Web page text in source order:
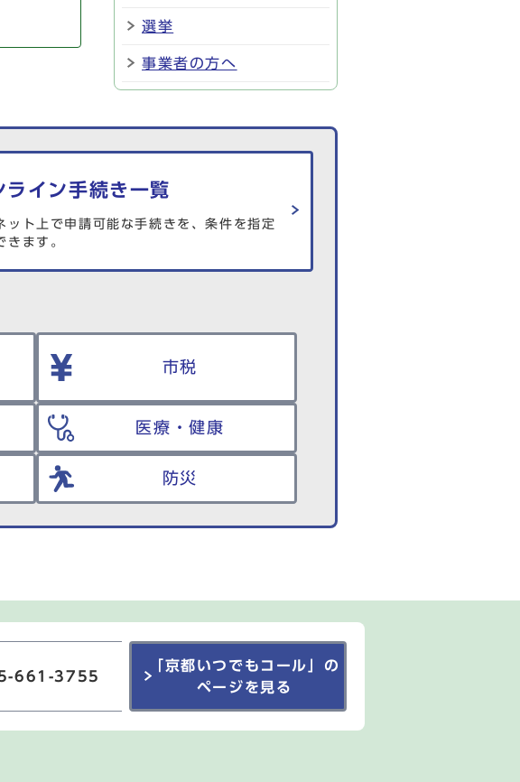
選挙
事業者の方へ
ライン手続き一覧
ット上で申請可能な手続きを、条件を指定
きます。
市税
医療・健康
防災
661-3755
「京都いつでもコール」の
ページを見る